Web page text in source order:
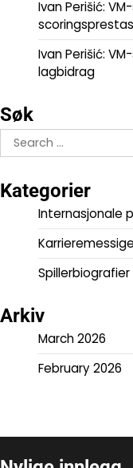
Ivan Perišić:
Ivan Perišić:
lagbidrag
Søk
Search
for:
Kategorier
Internasjonale
Spillerbiografier
Arkiv
March 2026
February 2026